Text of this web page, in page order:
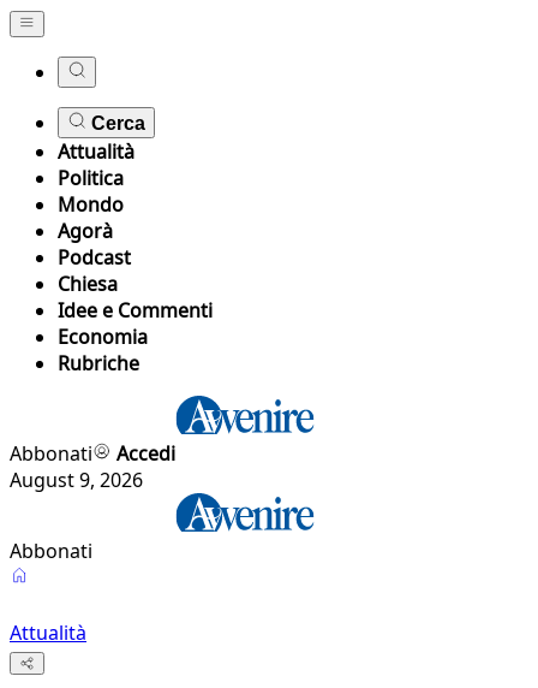
Cerca
Attualità
Politica
Mondo
Agorà
Podcast
Chiesa
Idee e Commenti
Economia
Rubriche
Abbonati
Accedi
August 9, 2026
Abbonati
Attualità